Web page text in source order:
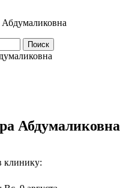
Абдумаликовна
клинику: